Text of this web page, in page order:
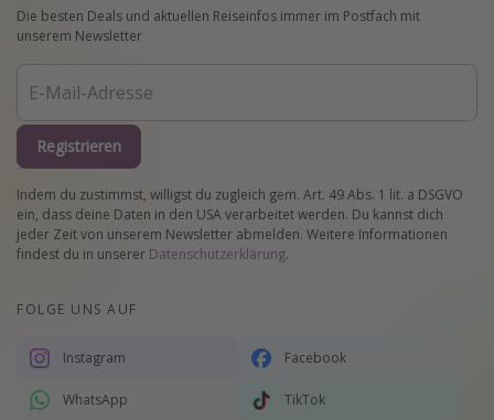
Die besten Deals und aktuellen Reiseinfos immer im Postfach mit
unserem Newsletter
Registrieren
Indem du zustimmst, willigst du zugleich gem. Art. 49 Abs. 1 lit. a DSGVO
ein, dass deine Daten in den USA verarbeitet werden. Du kannst dich
jeder Zeit von unserem Newsletter abmelden. Weitere Informationen
findest du in unserer Datenschutzerklärung.
FOLGE UNS AUF
Instagram Facebook
WhatsApp TikTok